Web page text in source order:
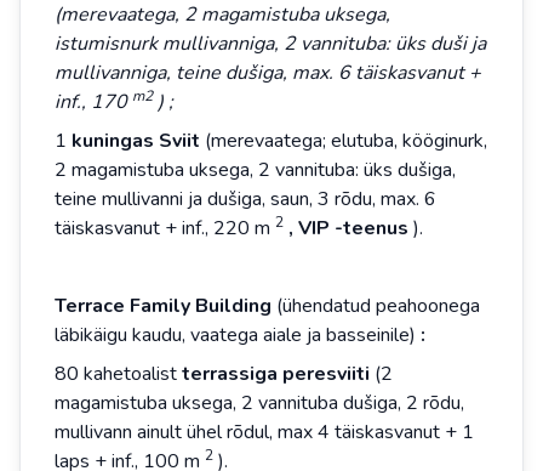
(merevaatega, 2 magamistuba uksega,
istumisnurk mullivanniga, 2 vannituba: üks duši ja
mullivanniga, teine dušiga, max. 6 täiskasvanut +
inf., 170 m2) ;
1 kuningas Sviit (merevaatega; elutuba, kööginurk,
2 magamistuba uksega, 2 vannituba: üks dušiga,
teine mullivanni ja dušiga, saun, 3 rõdu, max. 6
täiskasvanut + inf., 220 m 2 , VIP -teenus ).
Terrace Family Building (ühendatud peahoonega
läbikäigu kaudu, vaatega aiale ja basseinile) :
80 kahetoalistterrassiga peresviiti (2
magamistuba uksega, 2 vannituba dušiga, 2 rõdu,
mullivann ainult ühel rõdul, max 4 täiskasvanut + 1
laps + inf., 100 m 2 ).